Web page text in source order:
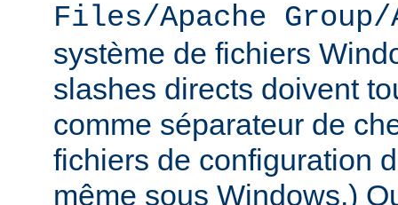
Files/Apache Group/
système de fichiers
slashes directs doivent
comme séparateur de
fichiers de configuration
même sous Windows.)